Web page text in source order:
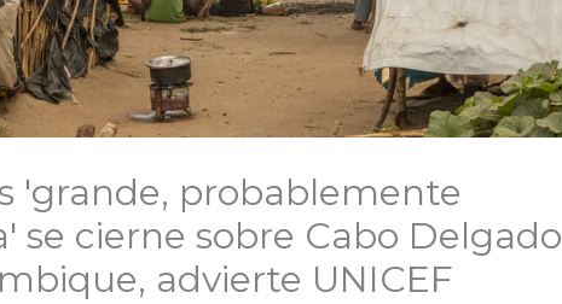
'grande, probablemente
se cierne sobre Cabo Delgado
advierte UNICEF